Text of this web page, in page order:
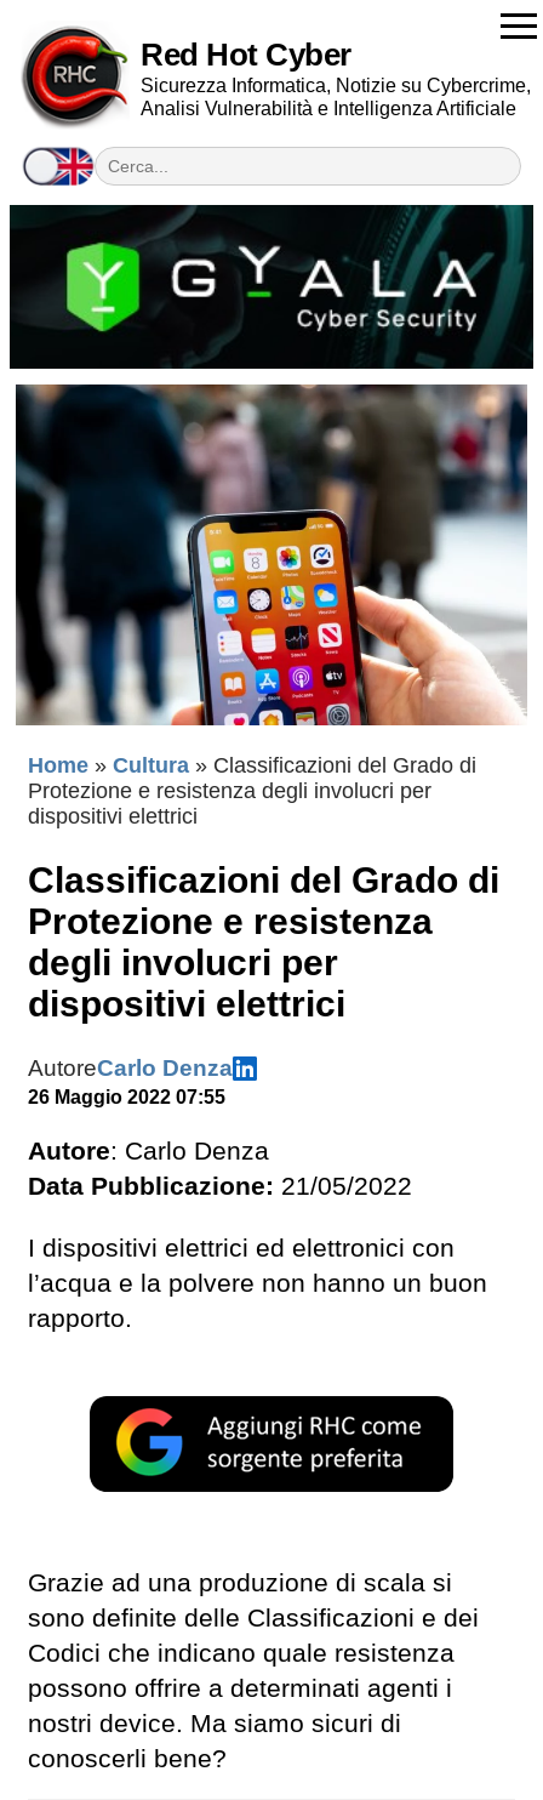
Red Hot Cyber
Sicurezza Informatica, Notizie su Cybercrime,
Analisi Vulnerabilità e Intelligenza Artificiale
Home » Cultura » Classificazioni del Grado di
Protezione e resistenza degli involucri per
dispositivi elettrici
Classificazioni del Grado di
Protezione e resistenza
degli involucri per
dispositivi elettrici
AutoreCarlo Denza
26 Maggio 2022 07:55
Autore: Carlo Denza
Data Pubblicazione: 21/05/2022
I dispositivi elettrici ed elettronici con
l’acqua e la polvere non hanno un buon
rapporto.
Grazie ad una produzione di scala si
sono definite delle Classificazioni e dei
Codici che indicano quale resistenza
possono offrire a determinati agenti i
nostri device. Ma siamo sicuri di
conoscerli bene?